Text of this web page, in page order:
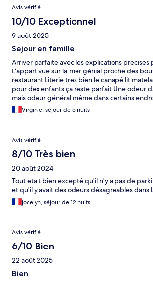
Avis vérifié
10/10 Exceptionnel
9 août 2025
Sejour en famille
Arriver parfaite avec les explications precises
L’appart vue sur la.mer génial proche des
restaurant Literie tres bien le canapé lit
pour des enfants ça reste parfait Une odeur
mais odeur général même dans certains
villages Ravie de notre sejour tres qualité prix
Virginie, séjour de 5 nuits
Avis vérifié
8/10 Très bien
20 août 2024
Tout etait bien excepté qu'il n'y a pas de
et qu'il y avait des odeurs désagréables dans
jocelyn, séjour de 12 nuits
Avis vérifié
6/10 Bien
22 août 2025
Bien